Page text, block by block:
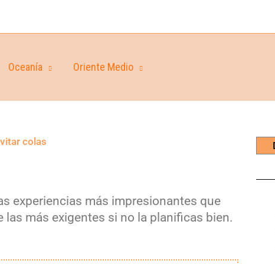
Oceanía Oriente Medio
colas
experiencias más impresionantes que
más exigentes si no la planificas bien.